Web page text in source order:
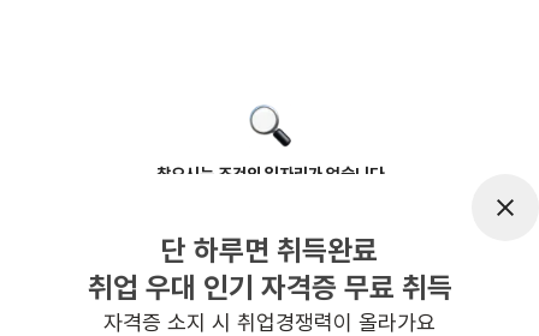
찾으시는 조건의 일자리가 없습니다
반경 3KM 이내의 일자리 확인하기
단 하루면 취득완료
취업 우대 인기 자격증 무료 취득
자격증 소지 시 취업경쟁력이 올라가요